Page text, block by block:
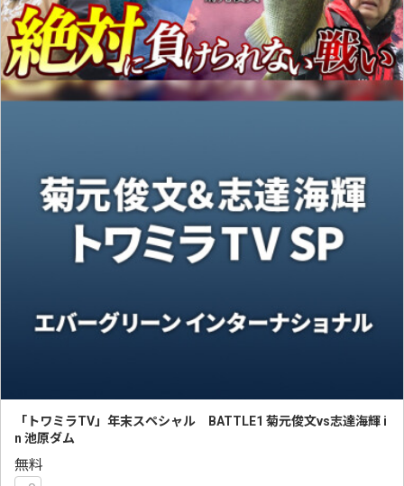
「トワミラTV」年末スペシャル BATTLE1 菊元俊文vs志達海輝 i
n 池原ダム
無料